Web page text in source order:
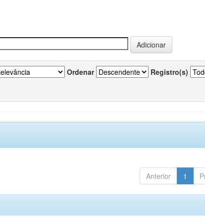
Ordenar Registro(s)
Anterior 1